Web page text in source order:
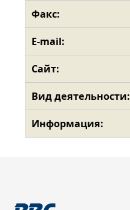
Факс:
E-mail:
Сайт:
Вид деятельности:
Информация: